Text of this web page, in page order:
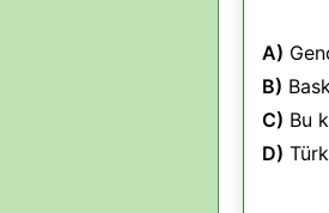
A)
B)
C) Bu
D)